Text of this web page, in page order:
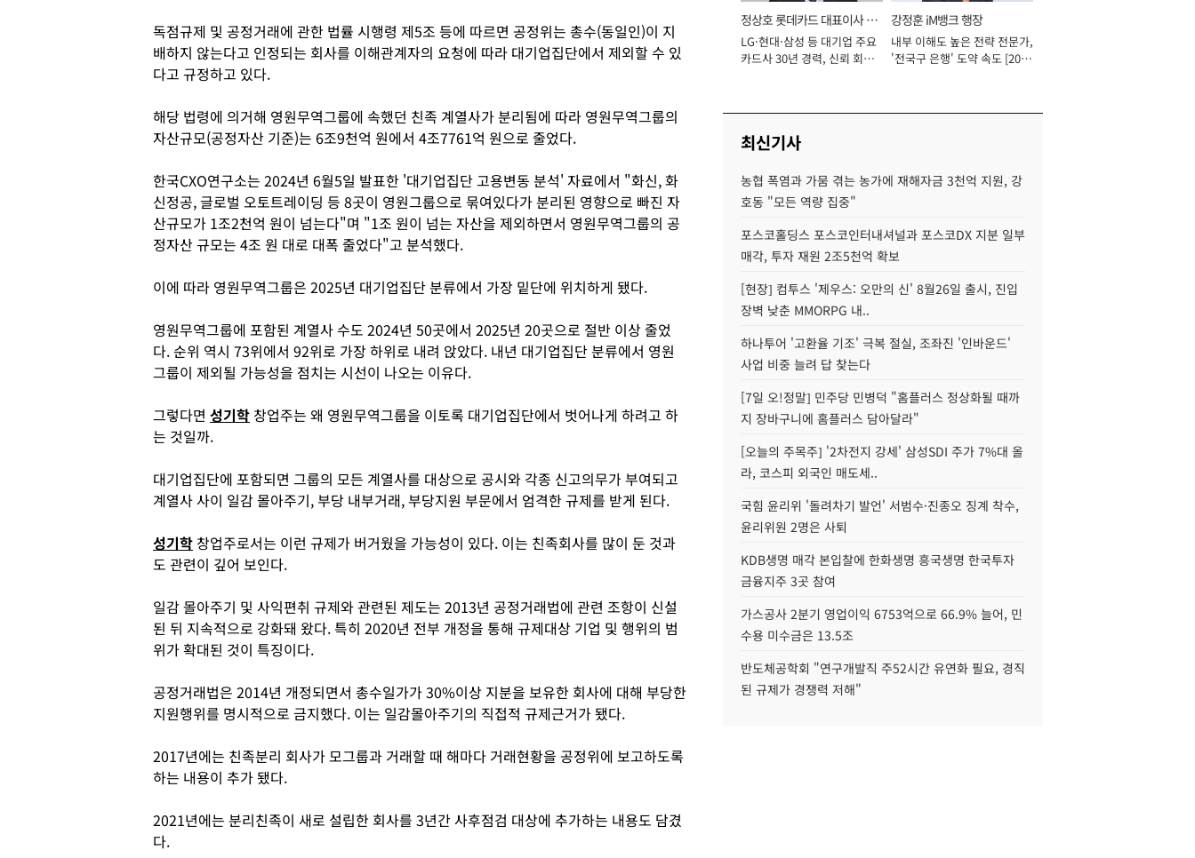
독점규제 및 공정거래에 관한 법률 시행령 제5조 등에 따르면 공정위는 총수(동일인)이 지
배하지 않는다고 인정되는 회사를 이해관계자의 요청에 따라 대기업집단에서 제외할 수 있
다고 규정하고 있다.
해당 법령에 의거해 영원무역그룹에 속했던 친족 계열사가 분리됨에 따라 영원무역그룹의
자산규모(공정자산 기준)는 6조9천억 원에서 4조7761억 원으로 줄었다.
한국CXO연구소는 2024년 6월5일 발표한 '대기업집단 고용변동 분석' 자료에서 "화신, 화
신정공, 글로벌 오토트레이딩 등 8곳이 영원그룹으로 묶여있다가 분리된 영향으로 빠진 자
산규모가 1조2천억 원이 넘는다"며 "1조 원이 넘는 자산을 제외하면서 영원무역그룹의 공
정자산 규모는 4조 원 대로 대폭 줄었다"고 분석했다.
이에 따라 영원무역그룹은 2025년 대기업집단 분류에서 가장 밑단에 위치하게 됐다.
영원무역그룹에 포함된 계열사 수도 2024년 50곳에서 2025년 20곳으로 절반 이상 줄었
다. 순위 역시 73위에서 92위로 가장 하위로 내려 앉았다. 내년 대기업집단 분류에서 영원
그룹이 제외될 가능성을 점치는 시선이 나오는 이유다.
그렇다면 성기학 창업주는 왜 영원무역그룹을 이토록 대기업집단에서 벗어나게 하려고 하
는 것일까.
대기업집단에 포함되면 그룹의 모든 계열사를 대상으로 공시와 각종 신고의무가 부여되고
계열사 사이 일감 몰아주기, 부당 내부거래, 부당지원 부문에서 엄격한 규제를 받게 된다.
성기학 창업주로서는 이런 규제가 버거웠을 가능성이 있다. 이는 친족회사를 많이 둔 것과
도 관련이 깊어 보인다.
일감 몰아주기 및 사익편취 규제와 관련된 제도는 2013년 공정거래법에 관련 조항이 신설
된 뒤 지속적으로 강화돼 왔다. 특히 2020년 전부 개정을 통해 규제대상 기업 및 행위의 범
위가 확대된 것이 특징이다.
공정거래법은 2014년 개정되면서 총수일가가 30%이상 지분을 보유한 회사에 대해 부당한
지원행위를 명시적으로 금지했다. 이는 일감몰아주기의 직접적 규제근거가 됐다.
2017년에는 친족분리 회사가 모그룹과 거래할 때 해마다 거래현황을 공정위에 보고하도록
하는 내용이 추가 됐다.
2021년에는 분리친족이 새로 설립한 회사를 3년간 사후점검 대상에 추가하는 내용도 담겼
다.
정상호 롯데카드 대표이사 사
장
LG·현대·삼성 등 대기업 주요
카드사 30년 경력, 신뢰 회복
강정훈 iM뱅크 행장
내부 이해도 높은 전략 전문가,
'전국구 은행' 도약 속도 [2026
최신기사
농협 폭염과 가뭄 겪는 농가에 재해자금 3천억 지원, 강
호동 "모든 역량 집중"
포스코홀딩스 포스코인터내셔널과 포스코DX 지분 일부
매각, 투자 재원 2조5천억 확보
[현장] 컴투스 '제우스: 오만의 신' 8월26일 출시, 진입
장벽 낮춘 MMORPG 내..
하나투어 '고환율 기조' 극복 절실, 조좌진 '인바운드'
사업 비중 늘려 답 찾는다
[7일 오!정말] 민주당 민병덕 "홈플러스 정상화될 때까
지 장바구니에 홈플러스 담아달라"
[오늘의 주목주] '2차전지 강세' 삼성SDI 주가 7%대 올
라, 코스피 외국인 매도세..
국힘 윤리위 '돌려차기 발언' 서범수·진종오 징계 착수,
윤리위원 2명은 사퇴
KDB생명 매각 본입찰에 한화생명 흥국생명 한국투자
금융지주 3곳 참여
가스공사 2분기 영업이익 6753억으로 66.9% 늘어, 민
수용 미수금은 13.5조
반도체공학회 "연구개발직 주52시간 유연화 필요, 경직
된 규제가 경쟁력 저해"